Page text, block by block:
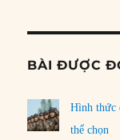
BÀI ĐƯỢC
Hình thức
thể chọn